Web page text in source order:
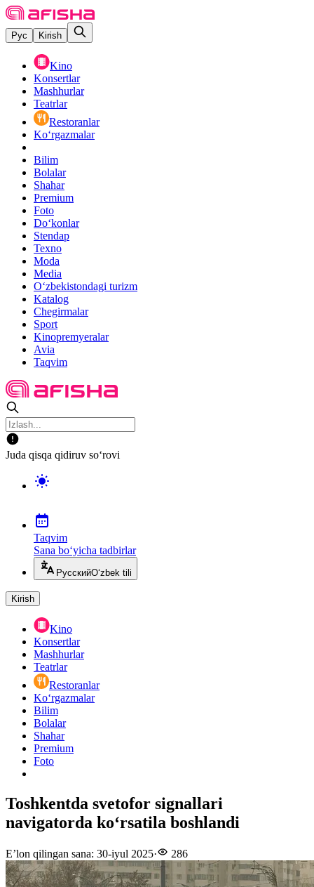
Рус Kirish
Kino
Konsertlar
Mashhurlar
Teatrlar
Restoranlar
Ko‘rgazmalar
Bilim
Bolalar
Shahar
Premium
Foto
Do‘konlar
Stendap
Texno
Moda
Media
O‘zbekistondagi turizm
Katalog
Chegirmalar
Sport
Kinopremyeralar
Avia
Taqvim
Juda qisqa qidiruv so‘rovi
Taqvim
Sana bo‘yicha tadbirlar
РусскийO‘zbek tili
Kirish
Kino
Konsertlar
Mashhurlar
Teatrlar
Restoranlar
Ko‘rgazmalar
Bilim
Bolalar
Shahar
Premium
Foto
Toshkentda svetofor signallari
navigatorda ko‘rsatila boshlandi
E’lon qilingan sana: 30-iyul 2025· 286